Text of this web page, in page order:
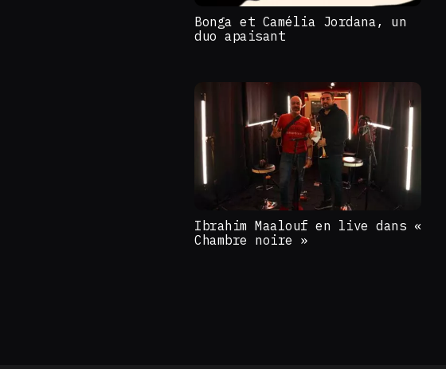
Bonga et Camélia Jordana, un
duo apaisant
Ibrahim Maalouf en live dans «
Chambre noire »